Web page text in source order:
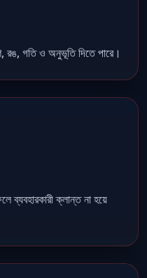
রঙ, গতি ও অনুভূতি দিতে পারে।
ক্লান্ত না হয়ে